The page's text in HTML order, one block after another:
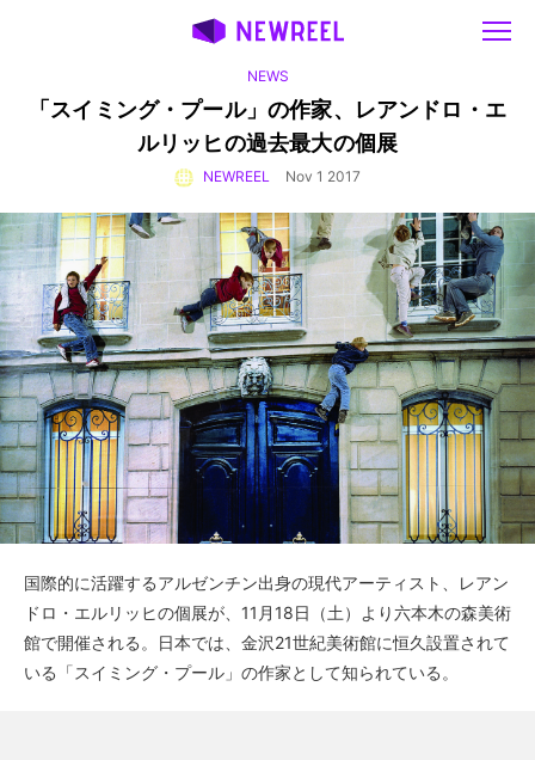
NEWS
「スイミング・プール」の作家、
レアンドロ・エ
ルリッヒの過去最大の個展
NEWREEL Nov 1 2017
国際的に活躍するアルゼンチン出身の現代アーティスト、レアン
ドロ・エルリッヒの個展が、11月18日（土）より六本木の森美術
館で開催される。日本では、金沢21世紀美術館に恒久設置されて
いる「スイミング・プール」の作家として知られている。